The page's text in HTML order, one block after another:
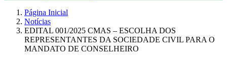
Página Inicial
Notícias
EDITAL 001/2025 CMAS – ESCOLHA DOS
REPRESENTANTES DA SOCIEDADE CIVIL PARA O
MANDATO DE CONSELHEIRO